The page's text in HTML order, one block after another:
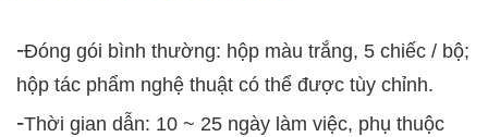
-Đóng gói bình thường: hộp màu trắng, 5 chiếc / bộ;
hộp tác phẩm nghệ thuật có thể được tùy chỉnh.
-Thời gian dẫn: 10 ~ 25 ngày làm việc, phụ thuộc